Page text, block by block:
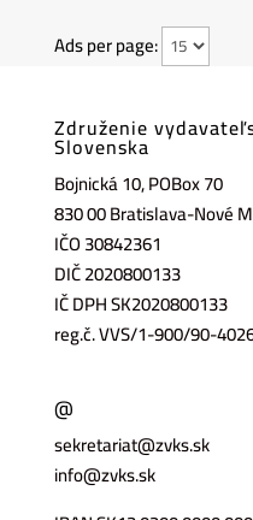
Ads per page:
Združenie
Slovenska
Bojnická 10, POBox 70
830 00 Bratislava-Nové
IČO 30842361
DIČ 2020800133
IČ DPH SK2020800133
reg.č. VVS/1-900/90-
@
sekretariat@zvks.sk
info@zvks.sk